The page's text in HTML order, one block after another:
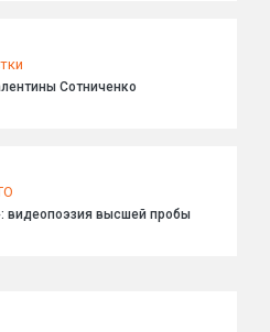
Сотниченко
видеопоэзия высшей пробы